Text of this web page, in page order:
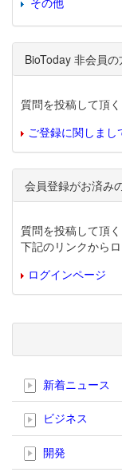
BioToday 非会員
質問を投稿して頂
ご登録に関しまし
会員登録がお済み
質問を投稿して頂
下記のリンクから
ログインページ
新着ニュース
ビジネス
開発